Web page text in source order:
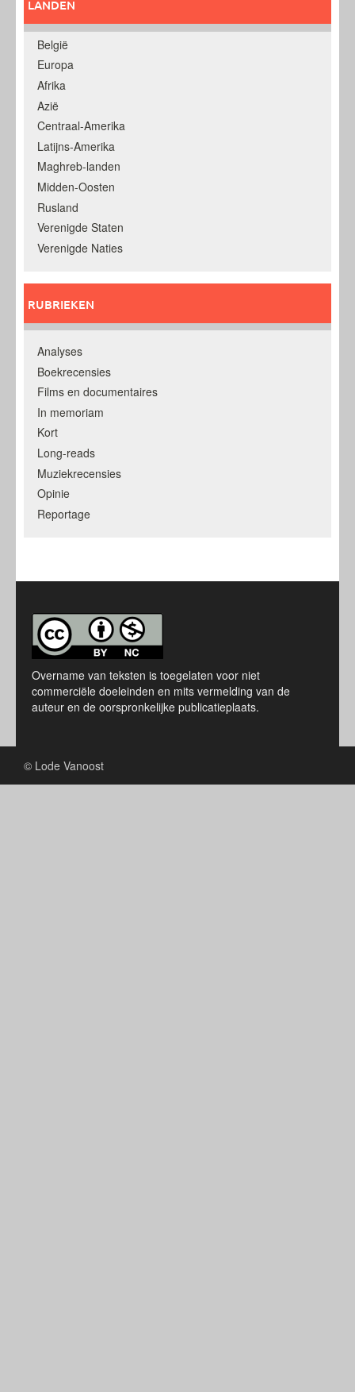
LANDEN
België
Europa
Afrika
Azië
Centraal-Amerika
Latijns-Amerika
Maghreb-landen
Midden-Oosten
Rusland
Verenigde Staten
Verenigde Naties
RUBRIEKEN
Analyses
Boekrecensies
Films en documentaires
In memoriam
Kort
Long-reads
Muziekrecensies
Opinie
Reportage
Overname van teksten is toegelaten voor niet
commerciële doeleinden en mits vermelding van de
auteur en de oorspronkelijke publicatieplaats.
© Lode Vanoost